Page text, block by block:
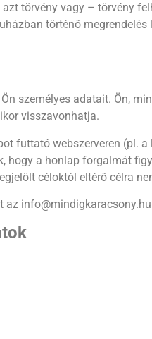
❅
❅
❄
törvény vagy – törvény
történő
személyes adatait. Ön,
visszavonhatja.
futtató webszerveren (pl.
hogy a honlap forgalmát
céloktól eltérő célra
az